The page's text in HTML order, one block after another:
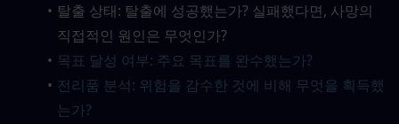
탈출 상태: 탈출에 성공했는가? 실패했다면, 사망의
직접적인 원인은 무엇인가?
목표 달성 여부: 주요 목표를 완수했는가?
전리품 분석: 위험을 감수한 것에 비해 무엇을 획득했
는가?